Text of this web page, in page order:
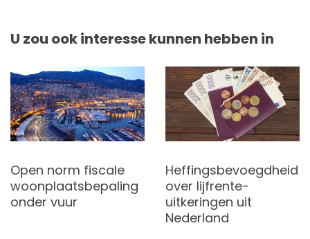
U zou ook interesse kunnen hebben in
Open norm fiscale
woonplaatsbepaling
onder vuur
Heffingsbevoegdheid
over lijfrente-
uitkeringen uit
Nederland